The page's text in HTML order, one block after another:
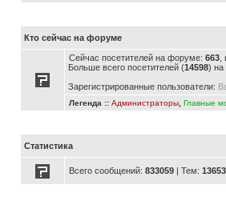
Кто сейчас на форуме
Сейчас посетителей на форуме: 663
Больше всего посетителей (14598) на
Зарегистрированные пользователи:
Легенда :: Администраторы Главные
Статистика
Всего сообщений: 833059 | Тем: